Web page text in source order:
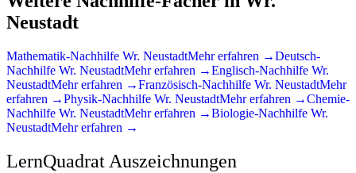
Neustadt
Mathematik-Nachhilfe Wr. NeustadtMehr erfahren →Deutsch-
Nachhilfe Wr. NeustadtMehr erfahren →Englisch-Nachhilfe Wr.
NeustadtMehr erfahren →Französisch-Nachhilfe Wr. NeustadtMehr
erfahren →Physik-Nachhilfe Wr. NeustadtMehr erfahren →Chemie-
Nachhilfe Wr. NeustadtMehr erfahren →Biologie-Nachhilfe Wr.
NeustadtMehr erfahren →
LernQuadrat Auszeichnungen